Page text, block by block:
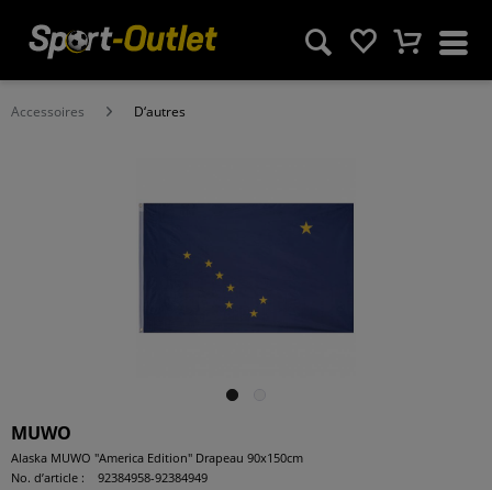
Accessoires D‘autres
MUWO
Alaska MUWO "America Edition" Drapeau 90x150cm
No. d’article :
92384958-92384949